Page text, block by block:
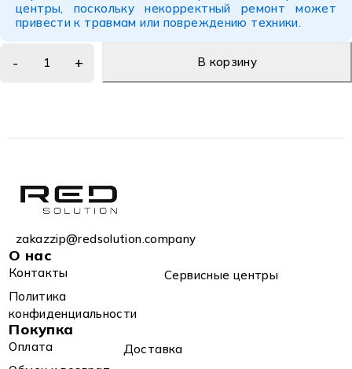
центры, поскольку некорректный ремонт может
привести к травмам или повреждению техники.
В корзину
zakazzip@redsolution.company
О нас
Контакты
Сервисные центры
Политика
конфиденциальности
Покупка
Оплата
Доставка